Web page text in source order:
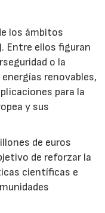
los ámbitos
Entre ellos figuran
o la
renovables,
para la
y sus
de euros
de reforzar la
científicas e